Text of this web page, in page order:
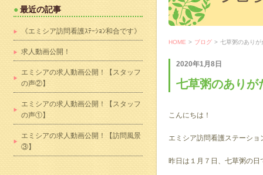
HOME > ブログ > 七草粥のありが
2020年1月8日
七草粥のありが
こんにちは！
エミシア訪問看護ステーショ
昨日は１月７日、七草粥の日
最近の記事
《エミシア訪問看護ｽﾃｰｼｮﾝ和合です》
求人動画公開！
エミシアの求人動画公開！【スタッフ
の声②】
エミシアの求人動画公開！【スタッフ
の声①】
エミシアの求人動画公開！【訪問風景
③】